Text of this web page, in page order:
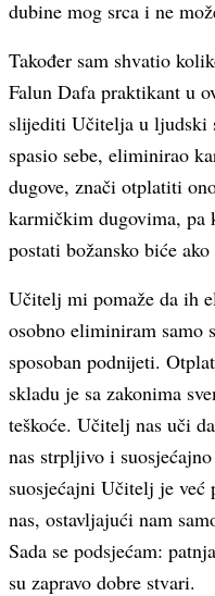
dubine mog srca i ne
Također sam shvatio
Falun Dafa praktikant u
slijediti Učitelja u ljudski
spasio sebe, eliminirao
dugove, znači otplatiti
karmičkim dugovima, pa
postati božansko biće
Učitelj mi pomaže da ih
osobno eliminiram samo
sposoban podnijeti.
skladu je sa zakonima
teškoće. Učitelj nas uči
nas strpljivo i
suosjećajni Učitelj je već
nas, ostavljajući nam
Sada se podsjećam:
su zapravo dobre stvari.